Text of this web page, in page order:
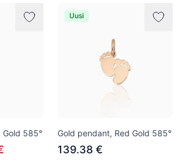
Gold 585°
Uusi
Gold pendant, Red Gold 585°
139.38 €